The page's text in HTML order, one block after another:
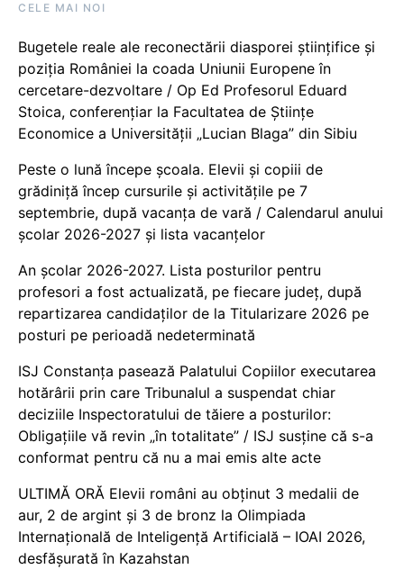
CELE MAI NOI
Bugetele reale ale reconectării diasporei științifice și
poziția României la coada Uniunii Europene în
cercetare-dezvoltare / Op Ed Profesorul Eduard
Stoica, conferențiar la Facultatea de Științe
Economice a Universității „Lucian Blaga” din Sibiu
Peste o lună începe școala. Elevii și copiii de
grădiniță încep cursurile și activitățile pe 7
septembrie, după vacanța de vară / Calendarul anului
școlar 2026-2027 și lista vacanțelor
An școlar 2026-2027. Lista posturilor pentru
profesori a fost actualizată, pe fiecare județ, după
repartizarea candidaților de la Titularizare 2026 pe
posturi pe perioadă nedeterminată
ISJ Constanța pasează Palatului Copiilor executarea
hotărârii prin care Tribunalul a suspendat chiar
deciziile Inspectoratului de tăiere a posturilor:
Obligațiile vă revin „în totalitate” / ISJ susține că s-a
conformat pentru că nu a mai emis alte acte
ULTIMĂ ORĂ Elevii români au obținut 3 medalii de
aur, 2 de argint și 3 de bronz la Olimpiada
Internațională de Inteligență Artificială – IOAI 2026,
desfășurată în Kazahstan